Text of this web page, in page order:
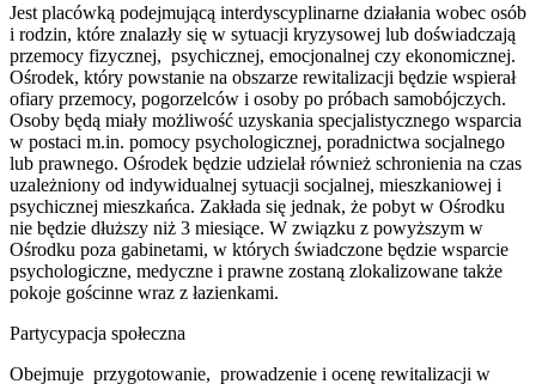
Jest placówką podejmującą interdyscyplinarne działania wobec osób
i rodzin, które znalazły się w sytuacji kryzysowej lub doświadczają
przemocy fizycznej, psychicznej, emocjonalnej czy ekonomicznej.
Ośrodek, który powstanie na obszarze rewitalizacji będzie wspierał
ofiary przemocy, pogorzelców i osoby po próbach samobójczych.
Osoby będą miały możliwość uzyskania specjalistycznego wsparcia
w postaci m.in. pomocy psychologicznej, poradnictwa socjalnego
lub prawnego. Ośrodek będzie udzielał również schronienia na czas
uzależniony od indywidualnej sytuacji socjalnej, mieszkaniowej i
psychicznej mieszkańca. Zakłada się jednak, że pobyt w Ośrodku
nie będzie dłuższy niż 3 miesiące. W związku z powyższym w
Ośrodku poza gabinetami, w których świadczone będzie wsparcie
psychologiczne, medyczne i prawne zostaną zlokalizowane także
pokoje gościnne wraz z łazienkami.
Partycypacja społeczna
Obejmuje przygotowanie, prowadzenie i ocenę rewitalizacji w